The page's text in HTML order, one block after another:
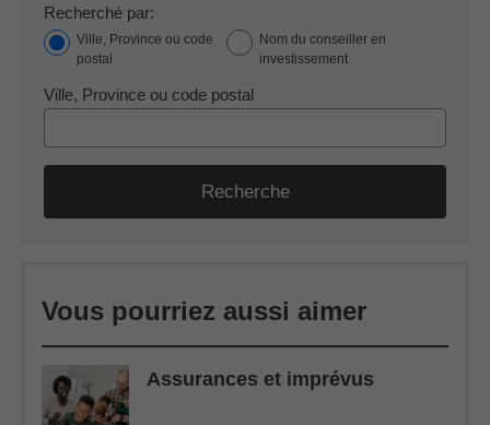
Recherché par:
Ville, Province ou code
postal
Nom du conseiller en
investissement
Ville, Province ou code postal
Recherche
Vous pourriez aussi aimer
Assurances et imprévus